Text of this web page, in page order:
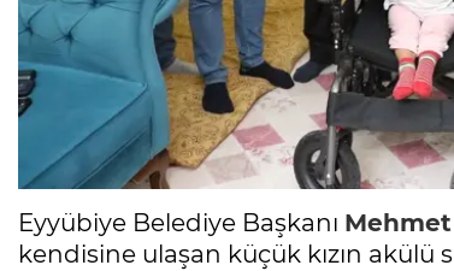
Eyyübiye Belediye Başkanı
kendisine ulaşan küçük kızın